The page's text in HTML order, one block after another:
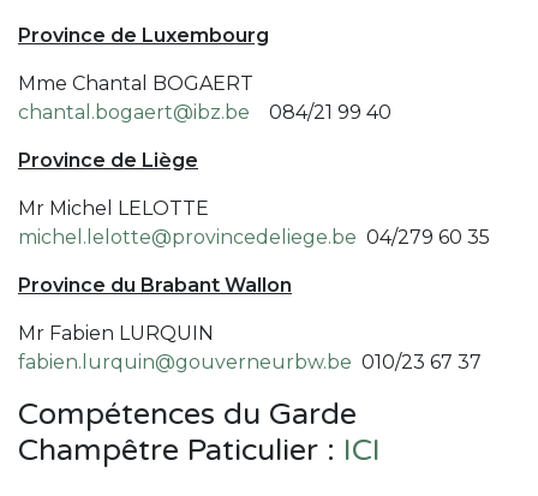
Province de Luxembourg
Mme Chantal BOGAERT
chantal.bogaert@ibz.be 084/21 99 40
Province de Liège
Mr Michel LELOTTE
michel.lelotte@provincedeliege.be 04/279 60 35
Province du Brabant Wallon
Mr Fabien LURQUIN
fabien.lurquin@gouverneurbw.be 010/23 67 37
Compétences du Garde
Champêtre Paticulier : ICI